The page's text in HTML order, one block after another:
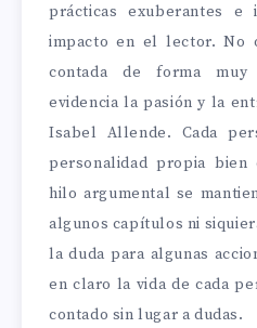
prácticas exuberantes e
impacto en el lector. No
contada de forma muy
evidencia la pasión y la
Isabel Allende. Cada
personalidad propia
hilo argumental se
algunos capítulos ni
la duda para algunas
en claro la vida de cada
contado sin lugar a dudas.